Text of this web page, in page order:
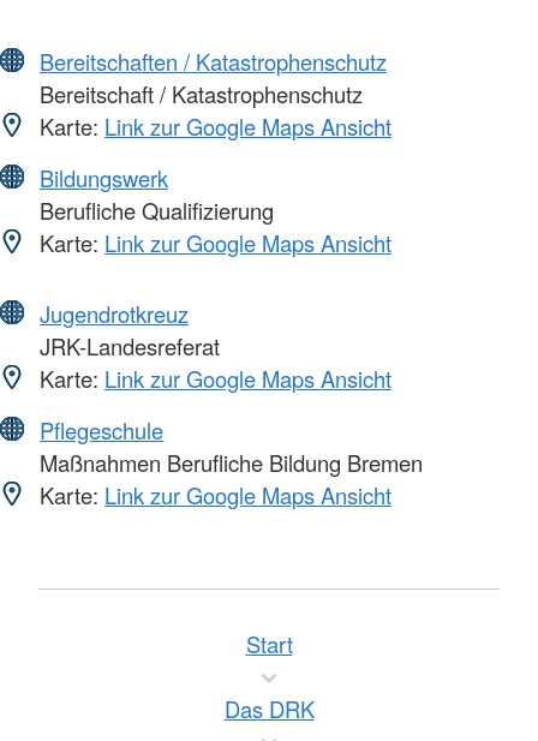
Bereitschaften / Katastrophenschutz
Bereitschaft / Katastrophenschutz
Karte: Link zur Google Maps Ansicht
Bildungswerk
Berufliche Qualifizierung
Karte: Link zur Google Maps Ansicht
Jugendrotkreuz
JRK-Landesreferat
Karte: Link zur Google Maps Ansicht
Pflegeschule
Maßnahmen Berufliche Bildung Bremen
Karte: Link zur Google Maps Ansicht
Start
Das DRK